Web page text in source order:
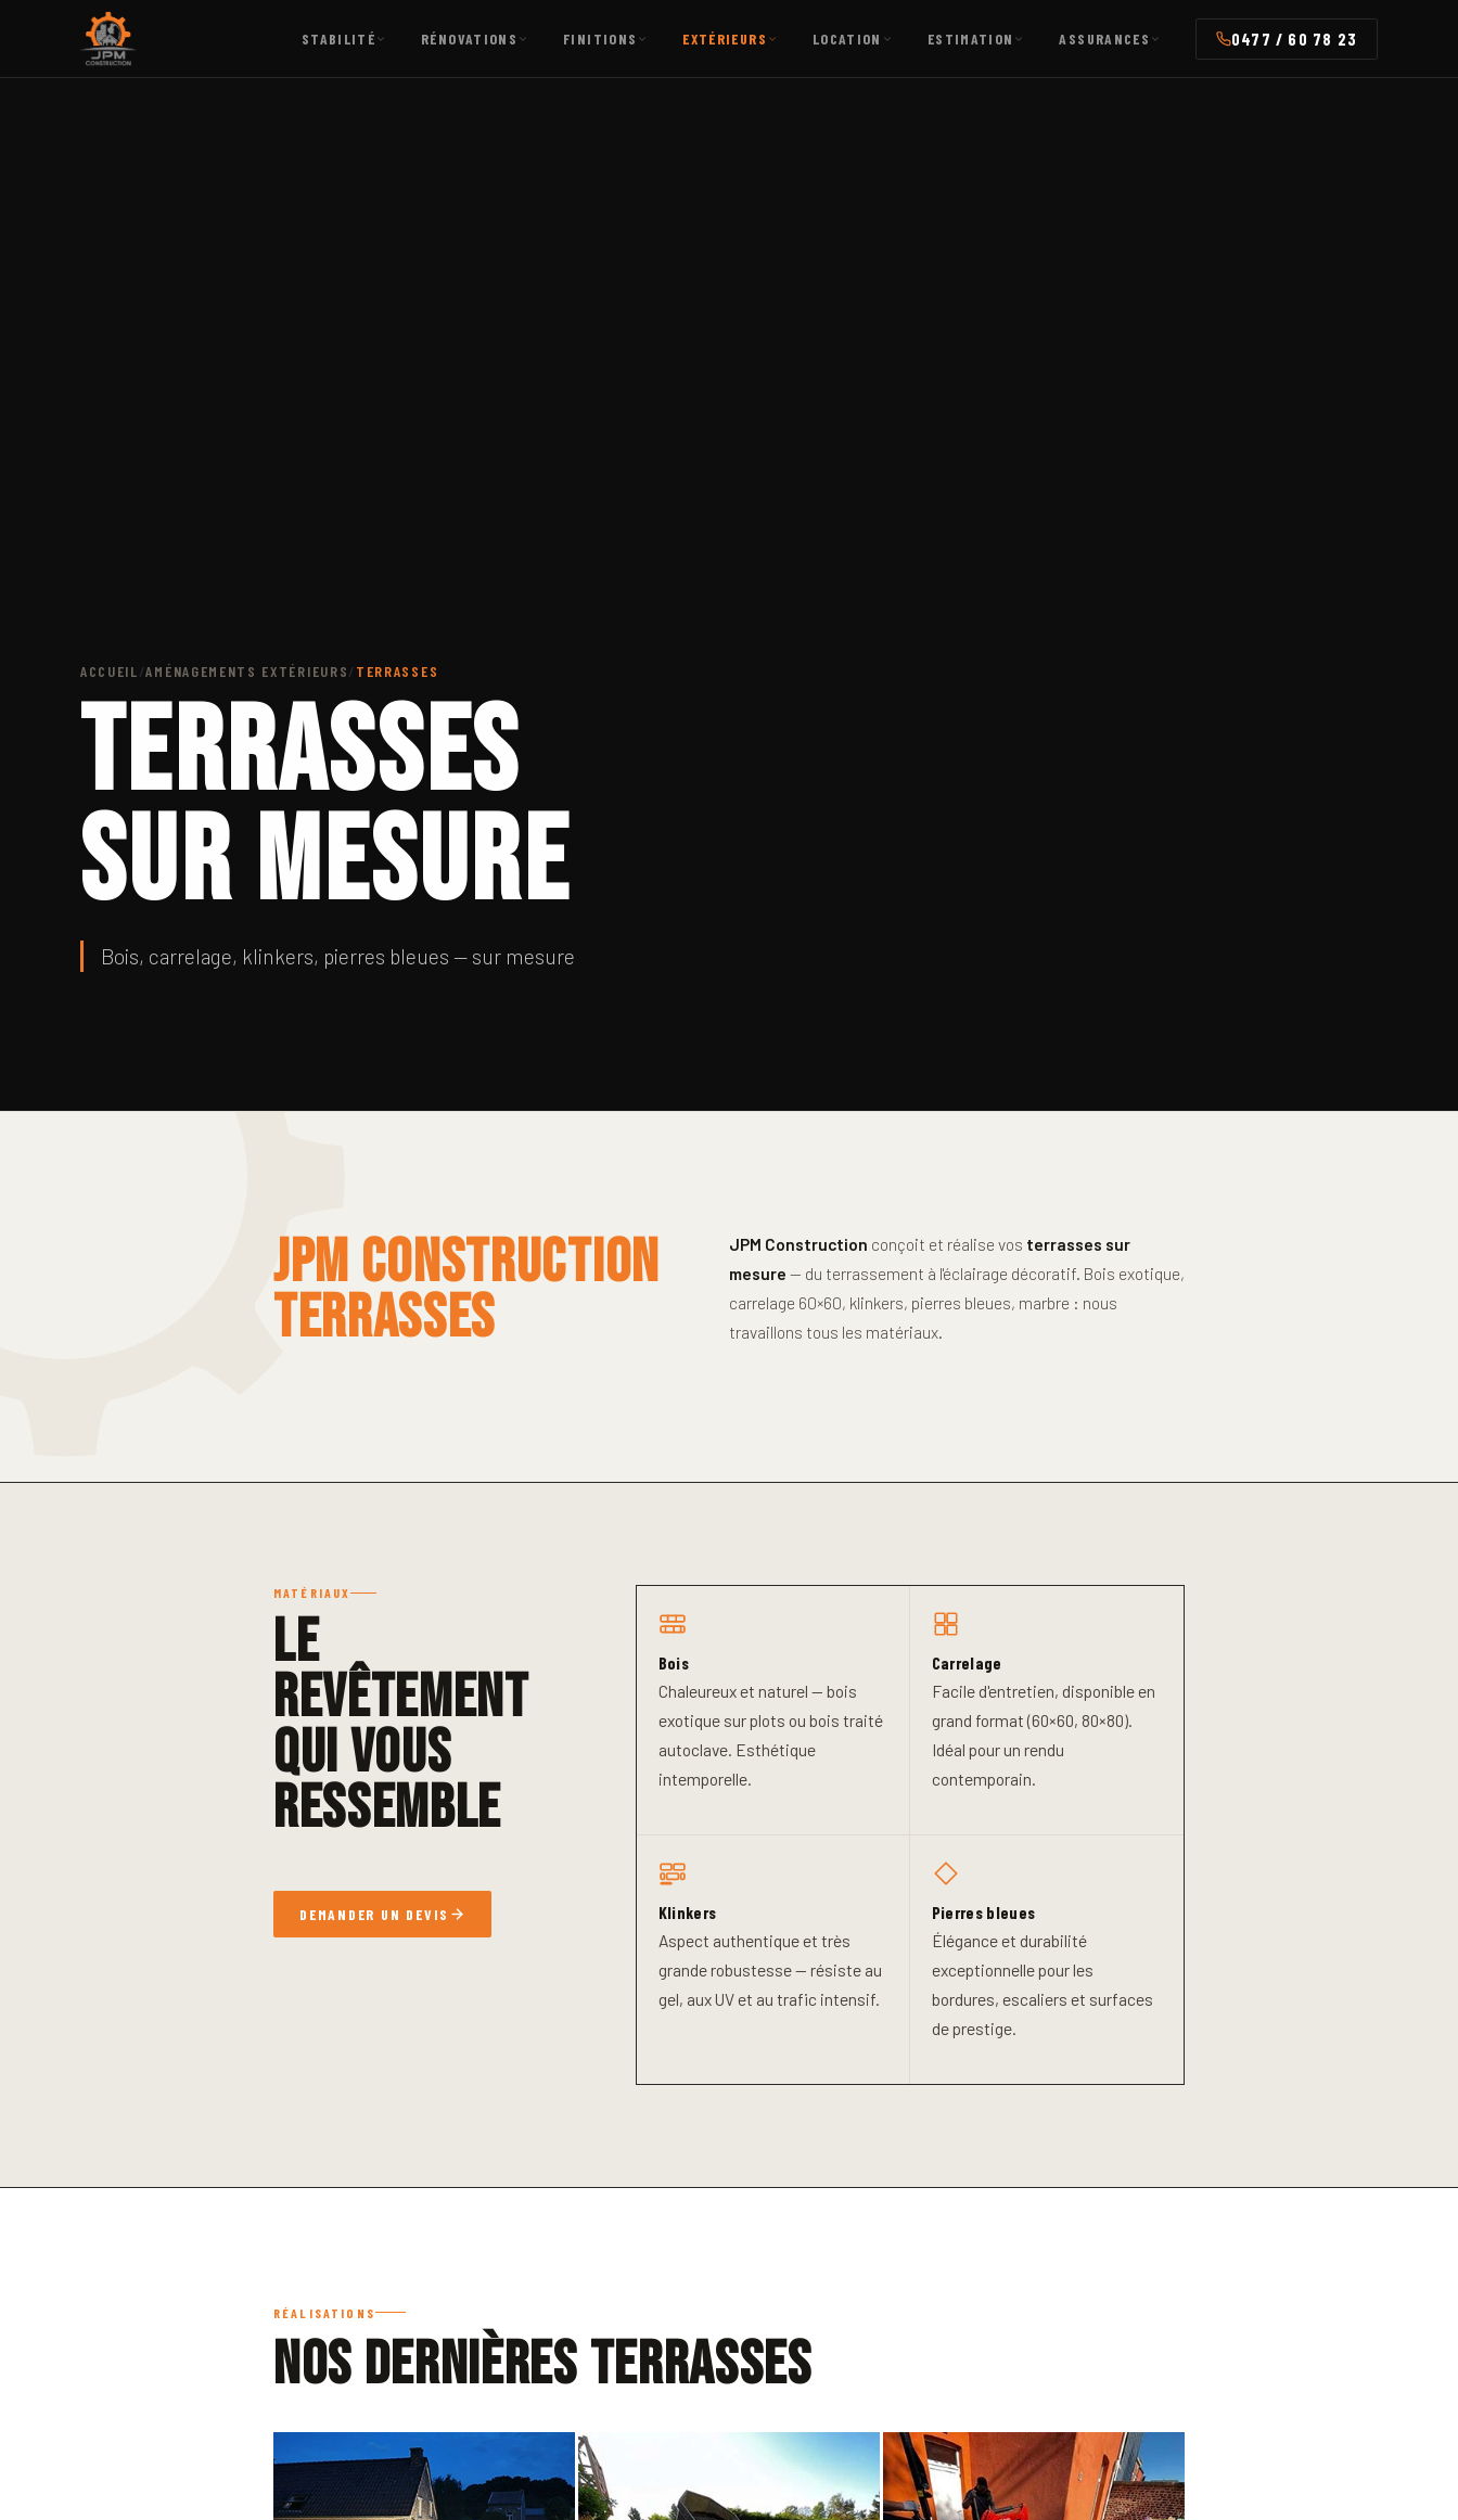
STABILITÉ RÉNOVATIONS FINITIONS EXTÉRIEURS LOCATION ESTIMATION ASSURANCES 0477 / 60 78 23
ACCUEIL/AMÉNAGEMENTS EXTÉRIEURS/ TERRASSES
Terrasses
sur mesure
Bois, carrelage, klinkers, pierres bleues — sur mesure
JPM CONSTRUCTION
TERRASSES
JPM Construction conçoit et réalise vos terrasses sur
mesure — du terrassement à l'éclairage décoratif. Bois exotique,
carrelage 60×60, klinkers, pierres bleues, marbre : nous
travaillons tous les matériaux.
MATÉRIAUX
Le
revêtement
qui vous
ressemble
DEMANDER UN DEVIS
Bois
Chaleureux et naturel — bois
exotique sur plots ou bois traité
autoclave. Esthétique
intemporelle.
Carrelage
Facile d'entretien, disponible en
grand format (60×60, 80×80).
Idéal pour un rendu
contemporain.
Klinkers
Aspect authentique et très
grande robustesse — résiste au
gel, aux UV et au trafic intensif.
Pierres bleues
Élégance et durabilité
exceptionnelle pour les
bordures, escaliers et surfaces
de prestige.
RÉALISATIONS
Nos dernières terrasses